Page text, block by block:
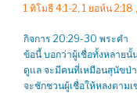
1 ทิโมธี 4:1-2, 1 ยอห์น
กิจการ 20:29-30 พระคำ
ข้อนี้ บอกว่าผู้เชื่อทั้งหลาย
ดูแล จะมีคนที่เหมือนสุนัขป่
จะชักชวนผู้เชื่อให้หลงตาม